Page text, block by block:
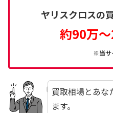
ヤリスクロスの
約90万～
※当サ
買取相場とあな
ます。